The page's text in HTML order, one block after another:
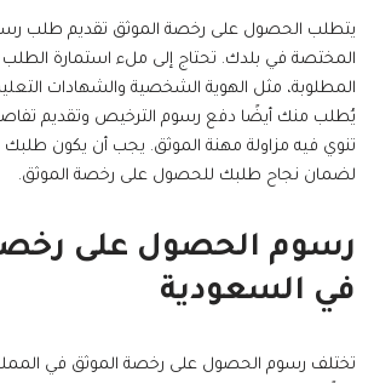
يتطلب الحصول على رخصة الموثق تقديم طلب
المختصة في بلدك. تحتاج إلى ملء استمارة الطلب
المطلوبة، مثل الهوية الشخصية والشهادات
يُطلب منك أيضًا دفع رسوم الترخيص وتقديم
تنوي فيه مزاولة مهنة الموثق. يجب أن يكون طلبك
لضمان نجاح طلبك للحصول على رخصة الموثق.
رسوم الحصول على
في السعودية
تختلف رسوم الحصول على رخصة الموثق في